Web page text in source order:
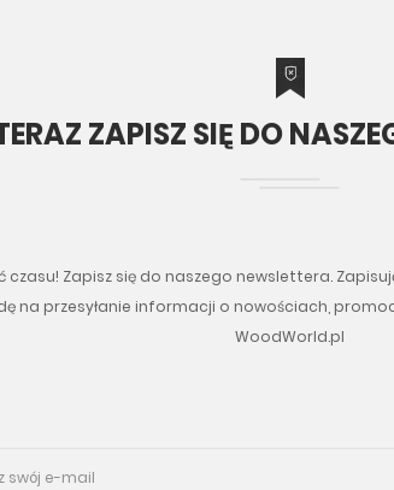
ZAPISZ SIĘ DO
czasu! Zapisz się do naszego newslettera.
na przesyłanie informacji o nowościach,
WoodWorld.pl